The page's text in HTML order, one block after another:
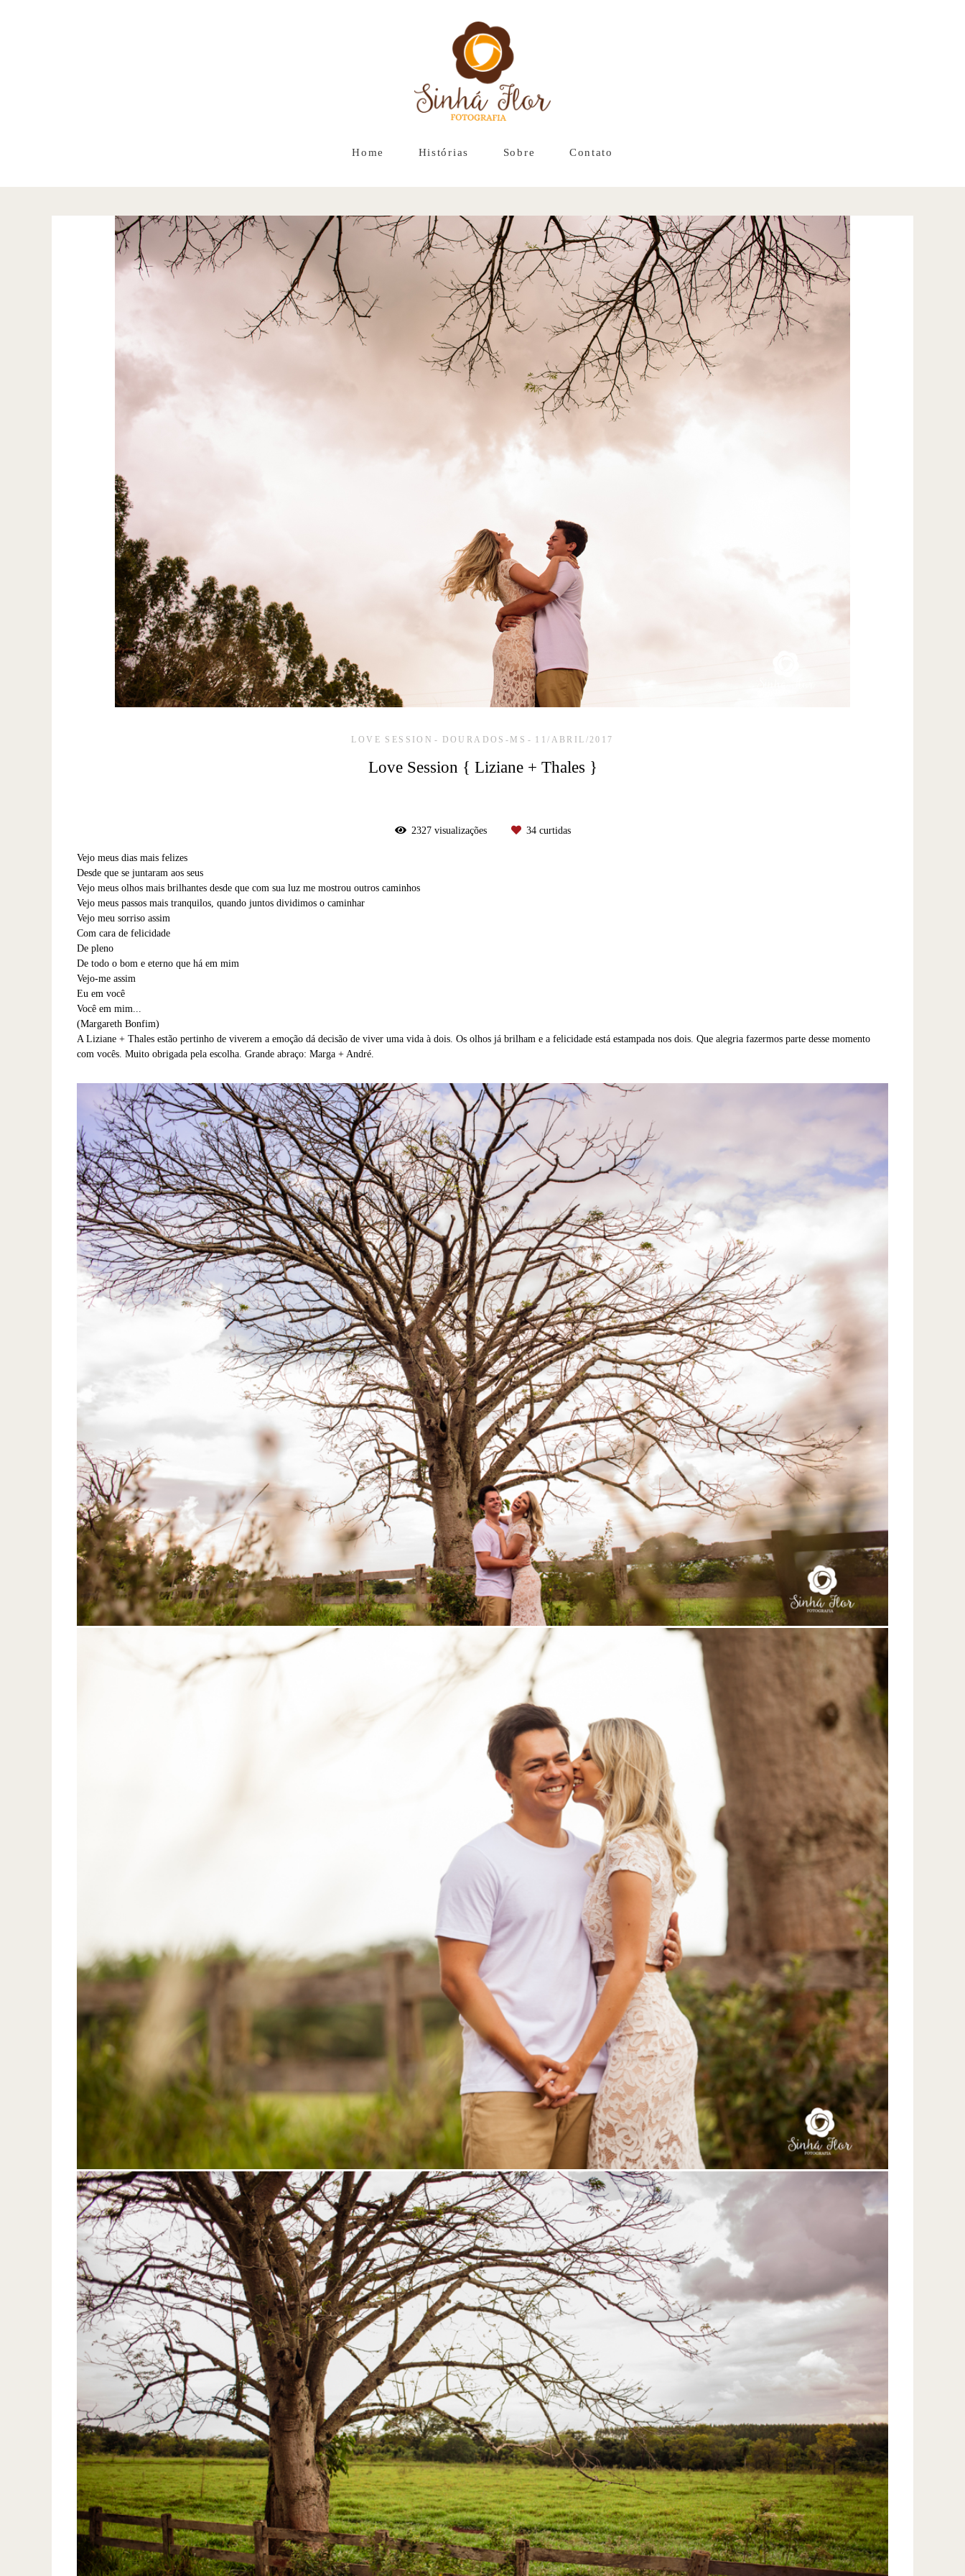
Home Histórias Sobre Contato
LOVE SESSION DOURADOS-MS 11/ABRIL/2017
Love Session { Liziane + Thales }
2327visualizações 34curtidas
Vejo meus dias mais felizes
Desde que se juntaram aos seus
Vejo meus olhos mais brilhantes desde que com sua luz me mostrou outros caminhos
Vejo meus passos mais tranquilos, quando juntos dividimos o caminhar
Vejo meu sorriso assim
Com cara de felicidade
De pleno
De todo o bom e eterno que há em mim
Vejo-me assim
Eu em você
Você em mim...
(Margareth Bonfim)
A Liziane + Thales estão pertinho de viverem a emoção dá decisão de viver uma vida à dois. Os olhos já brilham e a felicidade está estampada nos dois. Que alegria fazermos parte desse momento
com vocês. Muito obrigada pela escolha. Grande abraço: Marga + André.